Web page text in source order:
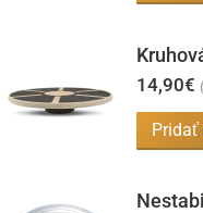
14,90€
Pridať